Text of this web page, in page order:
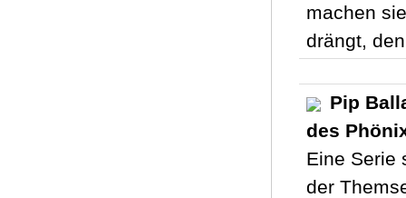
machen
drängt,
Pip
des
Eine Serie
der